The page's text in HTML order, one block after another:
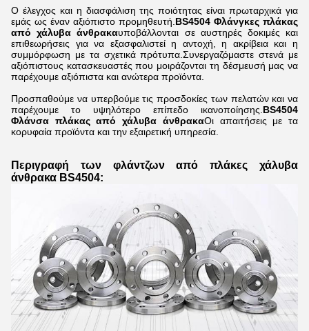
Ο έλεγχος και η διασφάλιση της ποιότητας είναι πρωταρχικά για
εμάς ως έναν αξιόπιστο προμηθευτή. BS4504 Φλάνγκες πλάκας
από χάλυβα άνθρακαυποβάλλονται σε αυστηρές δοκιμές και
επιθεωρήσεις για να εξασφαλιστεί η αντοχή, η ακρίβεια και η
συμμόρφωση με τα σχετικά πρότυπα.Συνεργαζόμαστε στενά με
αξιόπιστους κατασκευαστές που μοιράζονται τη δέσμευσή μας να
παρέχουμε αξιόπιστα και ανώτερα προϊόντα.
Προσπαθούμε να υπερβούμε τις προσδοκίες των πελατών και να
παρέχουμε το υψηλότερο επίπεδο ικανοποίησης. BS4504
Φλάνσα πλάκας από χάλυβα άνθρακαΟι απαιτήσεις με τα
κορυφαία προϊόντα και την εξαιρετική υπηρεσία.
Περιγραφή των φλάντζων από πλάκες χάλυβα
άνθρακα BS4504: